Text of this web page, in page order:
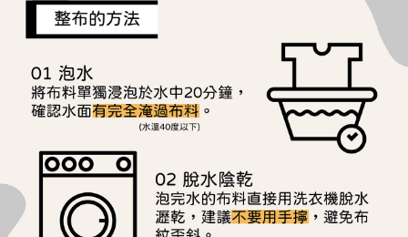
【注意事項】
１．透過由恩沛科技股份有限公司提供之「AFTEE先享後付」服務完成之交
易，需依本服務之必要範圍內提供個人資料，並將交易相關給付款項請求債
權轉讓予恩沛科技股份有限公司。
２．關於個人資料處理事宜，請瀏覽以下網址：
https://aftee.tw/terms/#terms3
３．未成年的使用者請事先徵得法定代理人或監護人之同意方可使用
「AFTEE先享後付」，若未經同意申辦者引起之損失，本公司不負相關責
任。
４．使用「AFTEE先享後付」時，將依據個別帳號之用戶狀況，依本公司即
時審查核予不同之上限額度；若仍有額度不足之情形，本公司將視審查結果
請求用戶進行身份認證。
５．嚴禁一人註冊多個帳號或使用他人資訊註冊。若發現惡意使用之情形，
恩沛科技股份有限公司將有權停止該用戶之使用額度並採取法律行動。